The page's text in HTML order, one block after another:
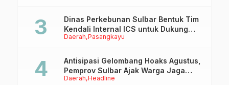
Daerah Pasangkayu
Dinas Perkebunan Sulbar Bentuk Tim
Kendali Internal ICS untuk Dukung
Sertifikasi ISPO Pekebun di
Daerah Headline
Antisipasi Gelombang Hoaks Agustus,
Pemprov Sulbar Ajak Warga Jaga
Ruang Digital